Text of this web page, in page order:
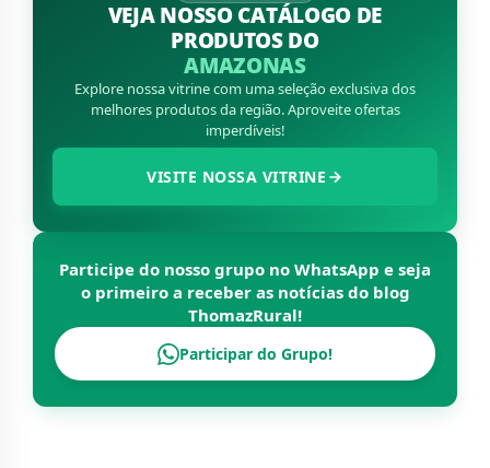
VEJA NOSSO CATÁLOGO DE
PRODUTOS DO
AMAZONAS
Explore nossa vitrine com uma seleção exclusiva dos
melhores produtos da região. Aproveite ofertas
imperdíveis!
VISITE NOSSA VITRINE
Participe do nosso grupo no WhatsApp e seja
o primeiro a receber as notícias do blog
ThomazRural!
Participar do Grupo!